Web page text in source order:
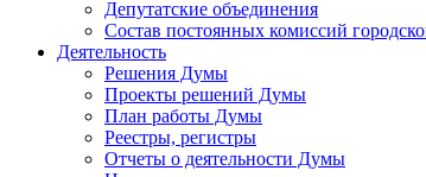
Депутатские объединения
Состав постоянных комиссий
Деятельность
Решения Думы
Проекты решений Думы
План работы Думы
Реестры, регистры
Отчеты о деятельности Думы